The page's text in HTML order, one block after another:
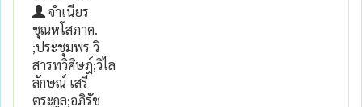
จำเนียร
ชุณหโสภาค.
;ประชุมพร วิ
สารทวิศิษฎ์;วิไล
ลักษณ์ เสรี
ตระกูล;อภิรัช